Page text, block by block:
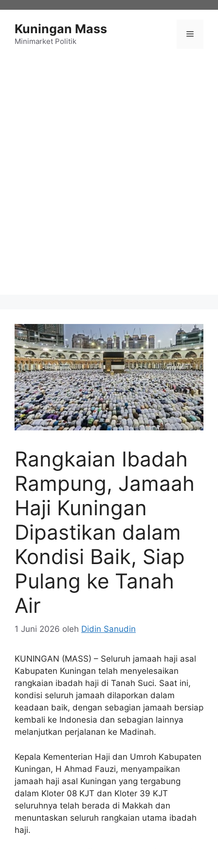
Kuningan Mass
Minimarket Politik
Menu
Rangkaian Ibadah
Rampung, Jamaah
Haji Kuningan
Dipastikan dalam
Kondisi Baik, Siap
Pulang ke Tanah
Air
1 Juni 2026 oleh Didin Sanudin
KUNINGAN (MASS) – Seluruh jamaah haji asal
Kabupaten Kuningan telah menyelesaikan
rangkaian ibadah haji di Tanah Suci. Saat ini,
kondisi seluruh jamaah dilaporkan dalam
keadaan baik, dengan sebagian jamaah bersiap
kembali ke Indonesia dan sebagian lainnya
melanjutkan perjalanan ke Madinah.
Kepala Kementerian Haji dan Umroh Kabupaten
Kuningan, H Ahmad Fauzi, menyampaikan
jamaah haji asal Kuningan yang tergabung
dalam Kloter 08 KJT dan Kloter 39 KJT
seluruhnya telah berada di Makkah dan
menuntaskan seluruh rangkaian utama ibadah
haji.